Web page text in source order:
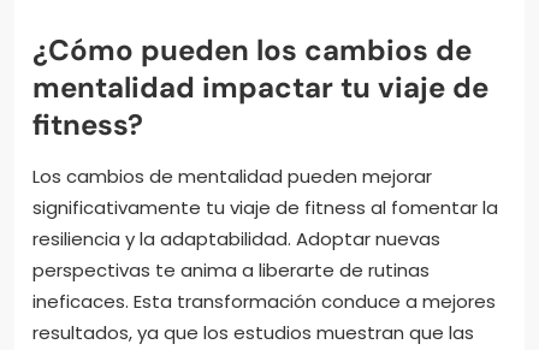
¿Cómo pueden los cambios de
mentalidad impactar tu viaje de
fitness?
Los cambios de mentalidad pueden mejorar
significativamente tu viaje de fitness al fomentar la
resiliencia y la adaptabilidad. Adoptar nuevas
perspectivas te anima a liberarte de rutinas
ineficaces. Esta transformación conduce a mejores
resultados, ya que los estudios muestran que las